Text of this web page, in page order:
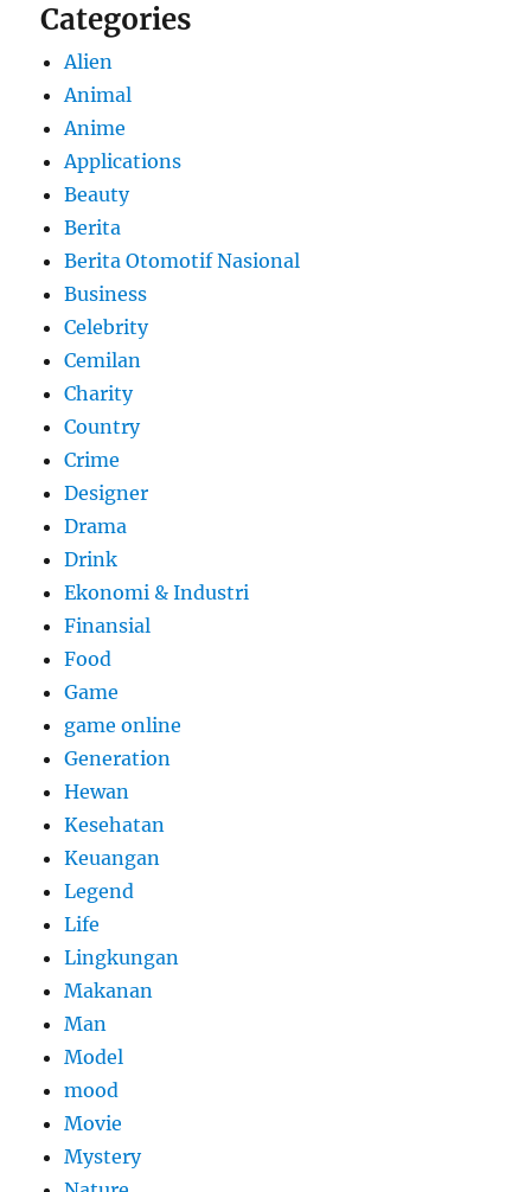
Categories
Alien
Animal
Anime
Applications
Beauty
Berita
Berita Otomotif Nasional
Business
Celebrity
Cemilan
Charity
Country
Crime
Designer
Drama
Drink
Ekonomi & Industri
Finansial
Food
Game
game online
Generation
Hewan
Kesehatan
Keuangan
Legend
Life
Lingkungan
Makanan
Man
Model
mood
Movie
Mystery